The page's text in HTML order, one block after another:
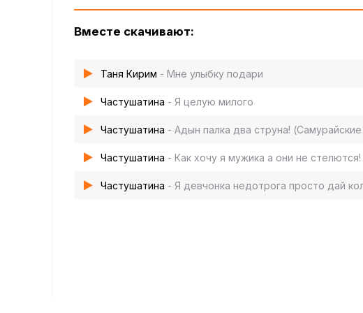
Вместе скачивают:
Таня Кирим - Мне улыбку подари
Частушатина - Я целую милого
Частушатина - Адын палка два струна!
Частушатина - Как хочу я мужика а они не стелются!
Частушатина - Я девчонка недотрога просто дай